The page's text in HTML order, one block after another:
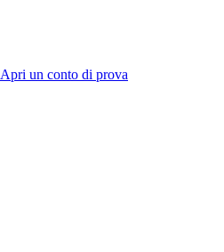
Apri un conto di prova